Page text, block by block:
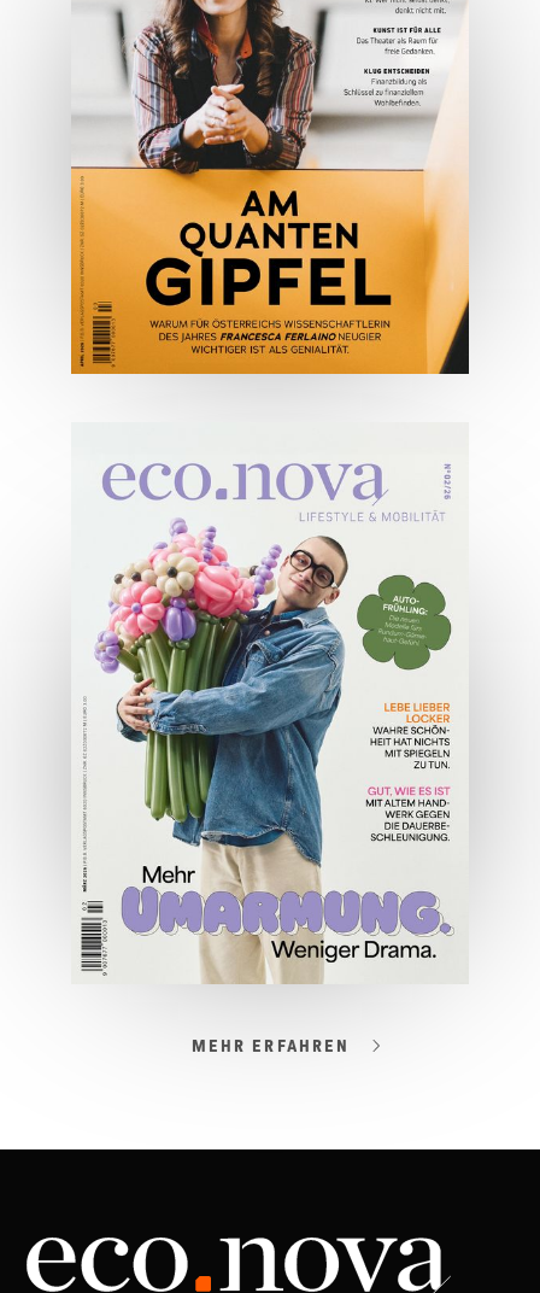
JETZT BESTELLEN
ONLINE LESEN
04/2026
Wirtschaftsausgabe April 2026
JETZT BESTELLEN
ONLINE LESEN
03/2026
MEHR ERFAHREN